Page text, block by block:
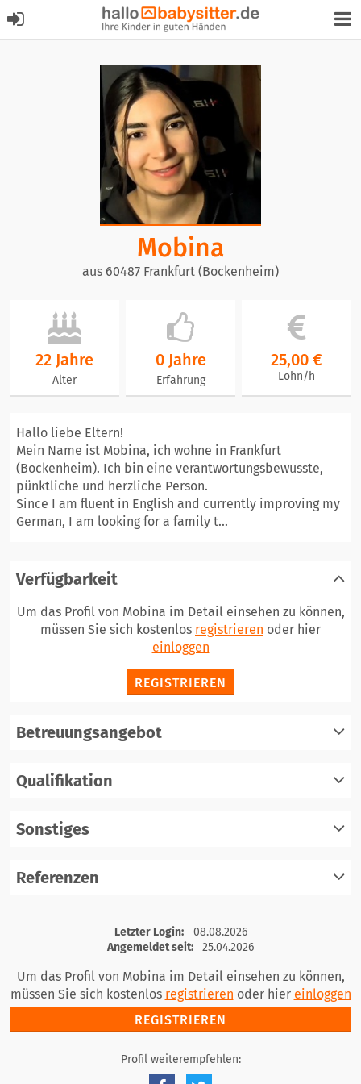
Mobina
aus 60487 Frankfurt (Bockenheim)
22 Jahre
Alter
0 Jahre
Erfahrung
25,00 €
Lohn/h
Hallo liebe Eltern!
Mein Name ist Mobina, ich wohne in Frankfurt
(Bockenheim). Ich bin eine verantwortungsbewusste,
pünktliche und herzliche Person.
Since I am fluent in English and currently improving my
German, I am looking for a family t...
Verfügbarkeit
Um das Profil von Mobina im Detail einsehen zu können,
müssen Sie sich kostenlos registrieren oder hier
einloggen
REGISTRIEREN
Betreuungsangebot
Qualifikation
Sonstiges
Referenzen
registrieren
einloggen
Letzter Login:
08.08.2026
Angemeldet seit:
25.04.2026
Um das Profil von Mobina im Detail einsehen zu können,
müssen Sie sich kostenlos registrieren oder hier einloggen
REGISTRIEREN
Profil weiterempfehlen: